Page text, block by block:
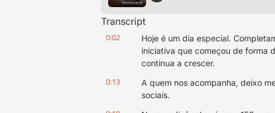
Transcript
0:02
Hoje é um dia especial.
iniciativa que começou de forma
continua a crescer.
0:13
A quem nos acompanha, deixo
sociais.